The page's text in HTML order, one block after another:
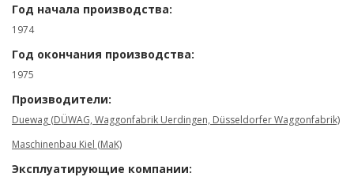
Год начала производства:
1974
Год окончания производства:
1975
Производители:
Duewag (DÜWAG, Waggonfabrik Uerdingen, Düsseldorfer Waggonfabrik)
Maschinenbau Kiel (MaK)
Эксплуатирующие компании: